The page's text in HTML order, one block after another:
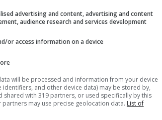
advertising and content, advertising and content
audience research and services development
or access information on a device
will be processed and information from your device
identifiers, and other device data) may be stored by,
shared with 319 partners, or used specifically by this
partners may use precise geolocation data. List of